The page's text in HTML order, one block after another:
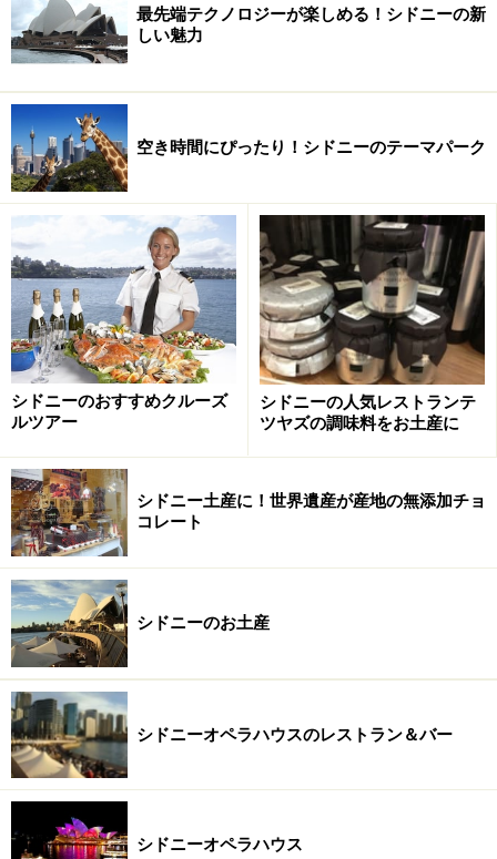
最先端テクノロジーが楽しめる！シドニーの新
しい魅力
空き時間にぴったり！シドニーのテーマパーク
シドニーのおすすめクルーズ
ルツアー
シドニーの人気レストランテ
ツヤズの調味料をお土産に
シドニー土産に！世界遺産が産地の無添加チョ
コレート
シドニーのお土産
シドニーオペラハウスのレストラン＆バー
シドニーオペラハウス